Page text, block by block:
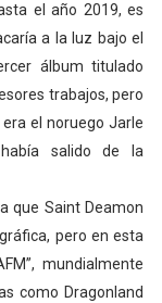
el año 2019, es
a la luz bajo el
álbum titulado
trabajos, pero
el noruego Jarle
salido de la
que Saint Deamon
pero en esta
mundialmente
como Dragonland